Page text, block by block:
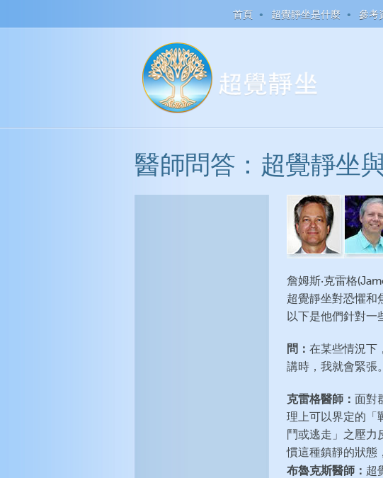
首頁 超覺靜坐是什麼 參考
醫師問答：超覺靜坐
詹姆斯‧克雷格
超覺靜坐對恐懼和
以下是他們針對一
問： 在某些情況下
講時，我就會緊張
克雷格醫師： 面對
理上可以界定的「
鬥或逃走」之壓力
慣這種鎮靜的狀態
布魯克斯醫師： 超